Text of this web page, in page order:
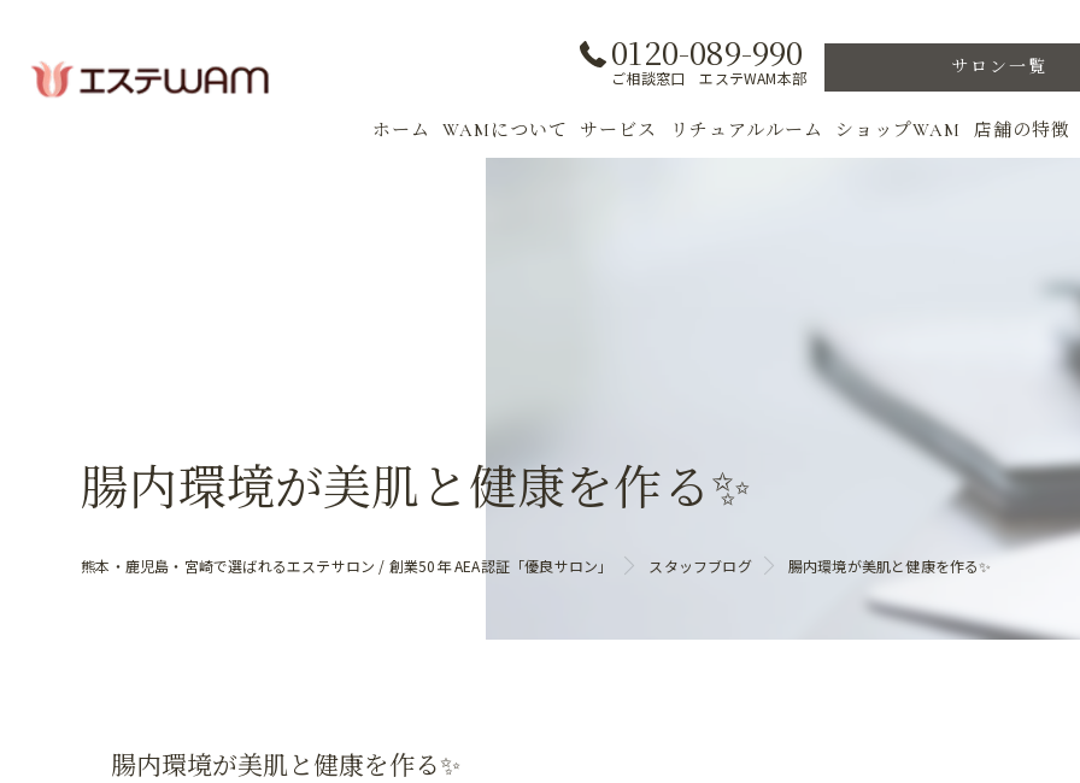
0120-089-990
ご相談窓口 エステWAM本部
サロン一覧
ホーム WAMについて サービス
女性専用フィットネス
リチュアルルーム ショップWAM 店舗の特徴
スキンケア
腸内環境が美肌と健康を作る✨
熊本・鹿児島・宮崎で選ばれるエステサロン / 創業50年 AEA認証「優良サロン」 スタッフブログ 腸内環境が美肌と健康を作る✨
腸内環境が美肌と健康を作る✨